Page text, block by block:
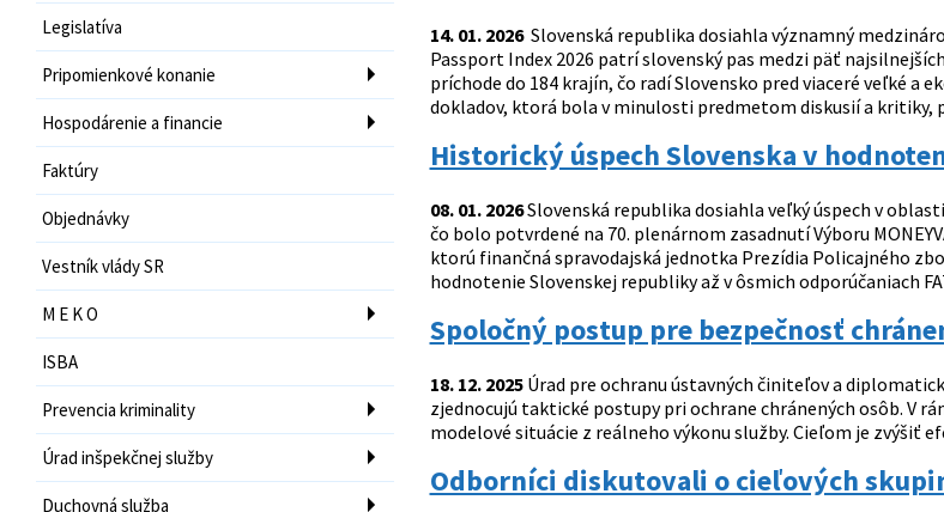
Legislatíva
Pripomienkové konanie
Hospodárenie a financie
Faktúry
Objednávky
Vestník vlády SR
M E K O
ISBA
Prevencia kriminality
Úrad inšpekčnej služby
Duchovná služba
14. 01. 2026Slovenská republika dosiahla významný
Passport Index 2026 patrí slovenský pas medzi päť
príchode do 184 krajín, čo radí Slovensko pred viaceré veľké a
dokladov, ktorá bola v minulosti predmetom diskusií a kritiky,
Historický úspech Slovenska v
08. 01. 2026Slovenská republika dosiahla veľký úspech v
čo bolo potvrdené na 70. plenárnom zasadnutí Výboru
ktorú finančná spravodajská jednotka Prezídia Policajného
hodnotenie Slovenskej republiky až v ôsmich odporúčaniach
Spoločný postup pre bezpečnosť
18. 12. 2025Úrad pre ochranu ústavných činiteľov a
zjednocujú taktické postupy pri ochrane chránených osôb. V
modelové situácie z reálneho výkonu služby. Cieľom je
Odborníci diskutovali o cieľových